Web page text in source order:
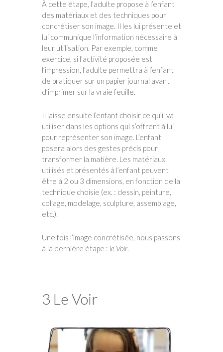
À cette étape, l’adulte propose à l’enfant
des matériaux et des techniques pour
concrétiser son image. Il les lui présente et
lui communique l’information nécessaire à
leur utilisation. Par exemple, comme
exercice, si l’activité proposée est
l’impression, l’adulte permettra à l’enfant
de pratiquer sur un papier journal avant
d’imprimer sur la vraie feuille.
Il laisse ensuite l’enfant choisir ce qu’il va
utiliser dans les options qui s’offrent à lui
pour représenter son image. L’enfant
posera alors des gestes précis pour
transformer la matière. Les matériaux
utilisés et présentés à l’enfant peuvent
être à 2 ou 3 dimensions, en fonction de la
technique choisie (ex. : dessin, peinture,
collage, modelage, sculpture, assemblage,
etc.).
Une fois l’image concrétisée, nous passons
à la dernière étape : le Voir.
3 Le Voir